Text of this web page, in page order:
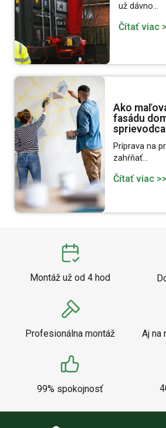
už dávno…
Čítať viac
Ako
fasádu
Príprava na
zahŕňať…
Čítať viac >>
Montáž už od 4 hod
Profesionálna montáž Aj na
99% spokojnosť